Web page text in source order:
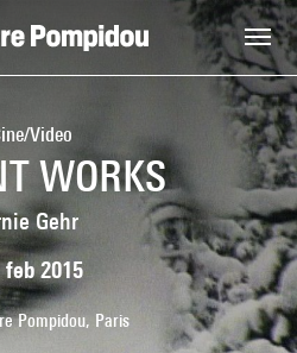
Video
WORKS
Gehr
feb 2015
Pompidou, Paris